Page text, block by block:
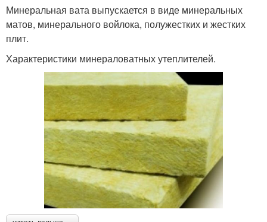
Минеральная вата выпускается в виде минеральных
матов, минерального войлока, полужестких и жестких
плит.
Характеристики минераловатных утеплителей.